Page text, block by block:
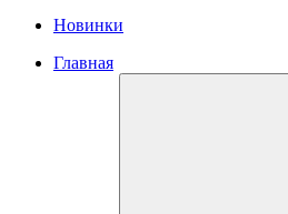
Новинки
Главная